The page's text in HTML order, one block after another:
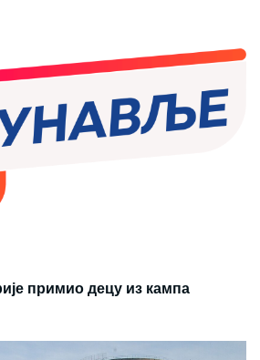
примио децу из кампа